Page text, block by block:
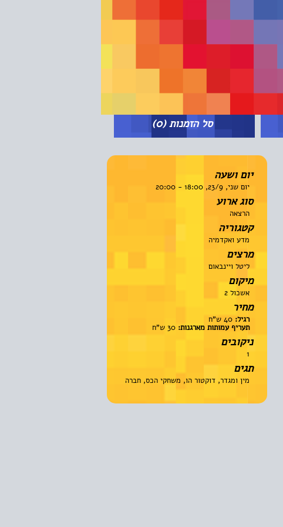
סל הזמנות(0)
יום ושעה
יום שני, 23/9, 18:00 - 20:00
סוג ארוע
הרצאה
קטגוריה
מדע ואקדמיה
מרצים
ליטל ויינבאום
מיקום
אשכול 2
מחיר
רגיל:
תעריף עמותות מארגנות:
ניקובים
1
תגים
מין ומגדר, דוקטור הו, משחקי הכס, חברה